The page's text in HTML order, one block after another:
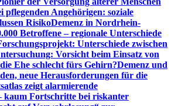
pflegenden Angehörigen: soziale
RisikoDemenz in Nordrhein-
Betroffene – regionale Unterschiede
Unterschiede zwischen
Vorsicht beim Einsatz von
Ehe schlecht fürs Gehirn?Demenz und
neue Herausforderungen für die
zeigt alarmierende
kaum Fortschritte bei riskanter